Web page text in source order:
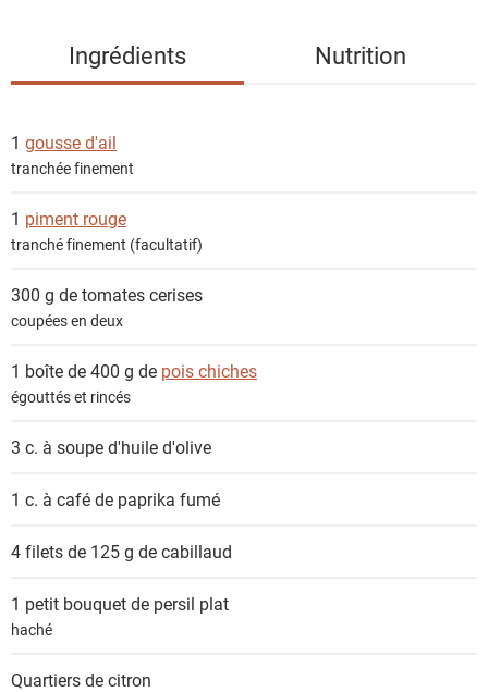
e
n
t
Ingrédients Nutrition
1 gousse d'ail
tranchée finement
1 piment rouge
tranché finement (facultatif)
300 g detomates cerises
coupées en deux
1 boîte de 400 g de pois chiches
égouttés et rincés
3 c. à souped'huile d'olive
1 c. à café de paprika fumé
4 filets de 125 g decabillaud
1 petit bouquet de persil plat
haché
Quartiers decitron